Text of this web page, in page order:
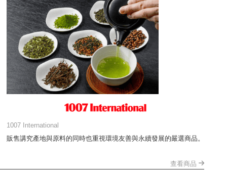
1007 International
販售講究產地與原料的同時也重視環境友善與永續發展的嚴選商品。
查看商品